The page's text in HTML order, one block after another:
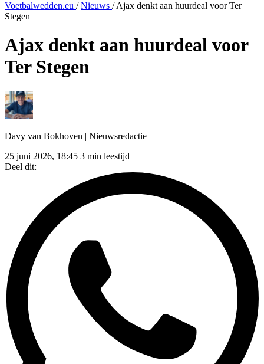
Voetbalwedden.eu / Nieuws / Ajax denkt aan huurdeal voor Ter
Stegen
Ajax denkt aan huurdeal voor
Ter Stegen
Davy van Bokhoven | Nieuwsredactie
25 juni 2026, 18:45 3 min leestijd
Deel dit: